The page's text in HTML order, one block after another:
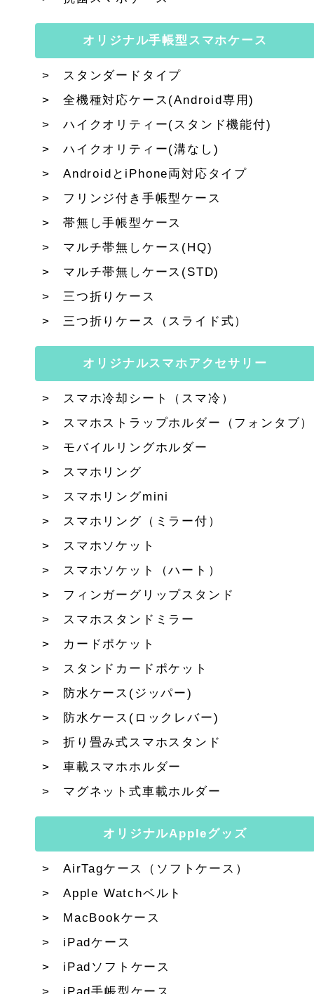
オリジナル手帳型スマホケース
スタンダードタイプ
全機種対応ケース(Android専用)
ハイクオリティー(スタンド機能付)
ハイクオリティー(溝なし)
AndroidとiPhone両対応タイプ
フリンジ付き手帳型ケース
帯無し手帳型ケース
マルチ帯無しケース(HQ)
マルチ帯無しケース(STD)
三つ折りケース
三つ折りケース（スライド式）
オリジナルスマホアクセサリー
スマホ冷却シート（スマ冷）
スマホストラップホルダー（フォンタブ）
モバイルリングホルダー
スマホリング
スマホリングmini
スマホリング（ミラー付）
スマホソケット
スマホソケット（ハート）
フィンガーグリップスタンド
スマホスタンドミラー
カードポケット
スタンドカードポケット
防水ケース(ジッパー)
防水ケース(ロックレバー)
折り畳み式スマホスタンド
車載スマホホルダー
マグネット式車載ホルダー
オリジナルAppleグッズ
AirTagケース（ソフトケース）
Apple Watchベルト
MacBookケース
iPadケース
iPadソフトケース